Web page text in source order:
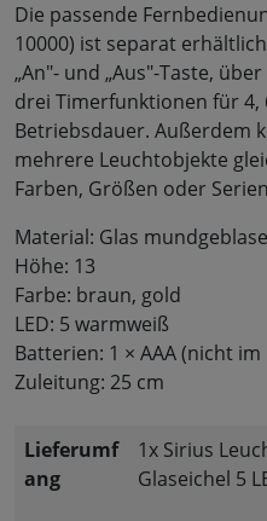
Die passende
10000) ist separat
„An"- und „Aus"-Taste,
drei Timerfunktionen für 4,
Betriebsdauer. Außerdem
mehrere Leuchtobjekte
Farben, Größen oder
Material: Glas
Höhe: 13
Farbe: braun, gold
LED: 5 warmweiß
Batterien: 1 × AAA (nicht
Zuleitung: 25 cm
Lieferumf
ang
1x Sirius
Glaseichel 5